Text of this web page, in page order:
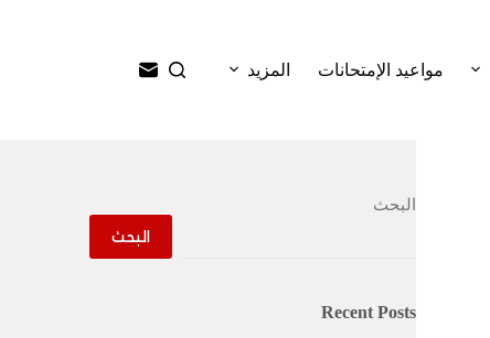
مواعيد الإمتحانات المزيد
البحث
البحث
Recent Posts